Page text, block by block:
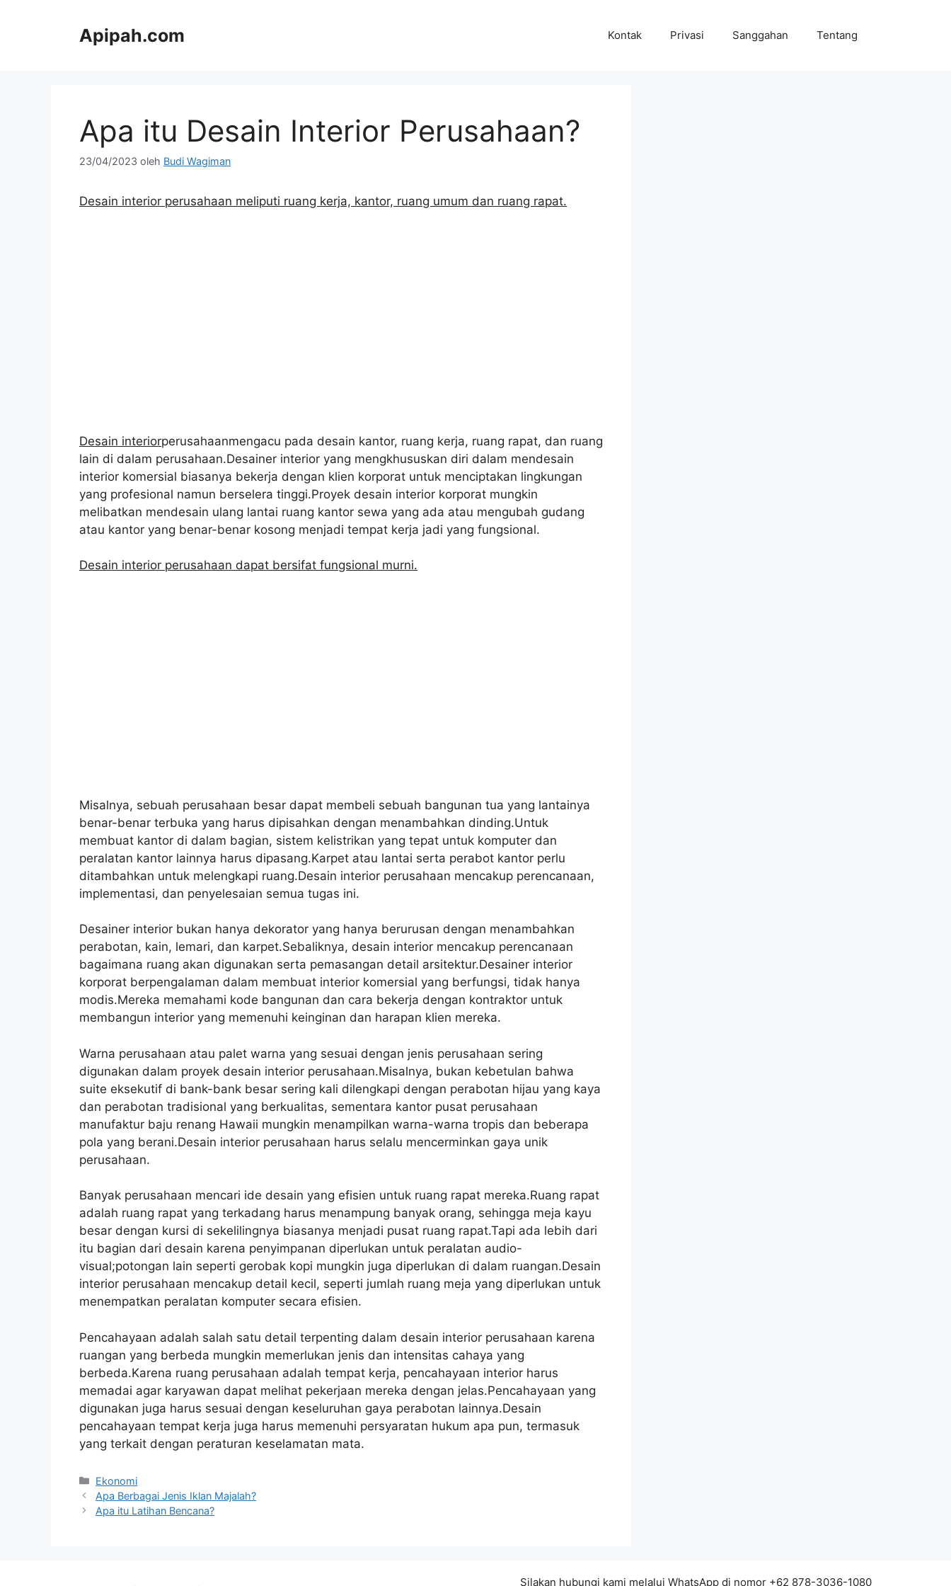
Apipah.com Kontak Privasi Sanggahan Tentang
Apa itu Desain Interior Perusahaan?
23/04/2023 oleh Budi Wagiman
Desain interior perusahaan meliputi ruang kerja, kantor, ruang umum dan ruang rapat.
Desain interiorperusahaanmengacu pada desain kantor, ruang kerja, ruang rapat, dan ruang
lain di dalam perusahaan.Desainer interior yang mengkhususkan diri dalam mendesain
interior komersial biasanya bekerja dengan klien korporat untuk menciptakan lingkungan
yang profesional namun berselera tinggi.Proyek desain interior korporat mungkin
melibatkan mendesain ulang lantai ruang kantor sewa yang ada atau mengubah gudang
atau kantor yang benar-benar kosong menjadi tempat kerja jadi yang fungsional.
Desain interior perusahaan dapat bersifat fungsional murni.
Misalnya, sebuah perusahaan besar dapat membeli sebuah bangunan tua yang lantainya
benar-benar terbuka yang harus dipisahkan dengan menambahkan dinding.Untuk
membuat kantor di dalam bagian, sistem kelistrikan yang tepat untuk komputer dan
peralatan kantor lainnya harus dipasang.Karpet atau lantai serta perabot kantor perlu
ditambahkan untuk melengkapi ruang.Desain interior perusahaan mencakup perencanaan,
implementasi, dan penyelesaian semua tugas ini.
Desainer interior bukan hanya dekorator yang hanya berurusan dengan menambahkan
perabotan, kain, lemari, dan karpet.Sebaliknya, desain interior mencakup perencanaan
bagaimana ruang akan digunakan serta pemasangan detail arsitektur.Desainer interior
korporat berpengalaman dalam membuat interior komersial yang berfungsi, tidak hanya
modis.Mereka memahami kode bangunan dan cara bekerja dengan kontraktor untuk
membangun interior yang memenuhi keinginan dan harapan klien mereka.
Warna perusahaan atau palet warna yang sesuai dengan jenis perusahaan sering
digunakan dalam proyek desain interior perusahaan.Misalnya, bukan kebetulan bahwa
suite eksekutif di bank-bank besar sering kali dilengkapi dengan perabotan hijau yang kaya
dan perabotan tradisional yang berkualitas, sementara kantor pusat perusahaan
manufaktur baju renang Hawaii mungkin menampilkan warna-warna tropis dan beberapa
pola yang berani.Desain interior perusahaan harus selalu mencerminkan gaya unik
perusahaan.
Banyak perusahaan mencari ide desain yang efisien untuk ruang rapat mereka.Ruang rapat
adalah ruang rapat yang terkadang harus menampung banyak orang, sehingga meja kayu
besar dengan kursi di sekelilingnya biasanya menjadi pusat ruang rapat.Tapi ada lebih dari
itu bagian dari desain karena penyimpanan diperlukan untuk peralatan audio-
visual;potongan lain seperti gerobak kopi mungkin juga diperlukan di dalam ruangan.Desain
interior perusahaan mencakup detail kecil, seperti jumlah ruang meja yang diperlukan untuk
menempatkan peralatan komputer secara efisien.
Pencahayaan adalah salah satu detail terpenting dalam desain interior perusahaan karena
ruangan yang berbeda mungkin memerlukan jenis dan intensitas cahaya yang
berbeda.Karena ruang perusahaan adalah tempat kerja, pencahayaan interior harus
memadai agar karyawan dapat melihat pekerjaan mereka dengan jelas.Pencahayaan yang
digunakan juga harus sesuai dengan keseluruhan gaya perabotan lainnya.Desain
pencahayaan tempat kerja juga harus memenuhi persyaratan hukum apa pun, termasuk
yang terkait dengan peraturan keselamatan mata.
Kategori
Ekonomi
Apa Berbagai Jenis Iklan Majalah?
Apa itu Latihan Bencana?
Silakan hubungi kami melalui WhatsApp di nomor +62 878-3036-1080